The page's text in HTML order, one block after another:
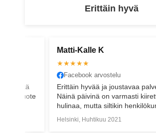
Erittäin hyvä
Eikä
kun tuote
Matti-Kalle K
★★★★★
Facebook arvostelu
Erittäin hyvää ja joustavaa
Näinä päivinä on varmasti
hulinaa, mutta siltikin
Suosittelen
Helsinki, Huhtikuu 2021